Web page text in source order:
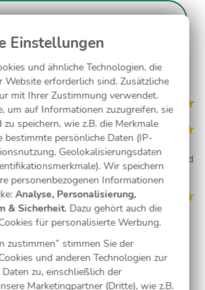
Musterkarte
Karten ( Ticket ) sind ein hingucker und
Macht weiter so :)
eine persönliche Note
schöne Karten in sehr guter Qualität. Von der
hat es nur wenige Tage gedauert. Auf
und Adressaufkleber erstellt. Ebenfalls als
des Layouts und der
der Suche nach ausgefallenen, individuell
und ähnliche Technologien, die
Website erforderlich sind. Zusätzliche
mit Ihrer Zustimmung verwendet.
um auf Informationen zuzugreifen, sie
speichern, wie z.B. die Merkmale
bestimmte persönliche Daten (IP-
Geolokalisierungsdaten
Wir speichern
personenbezogenen Informationen
Analyse, Personalisierung,
& Sicherheit. Dazu gehört auch die
für personalisierte Werbung.
zustimmen” stimmen Sie der
und anderen Technologien zur
zu, einschließlich der
Marketingpartner (Dritte), wie z.B.